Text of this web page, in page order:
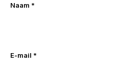
Naam *
E-mail *